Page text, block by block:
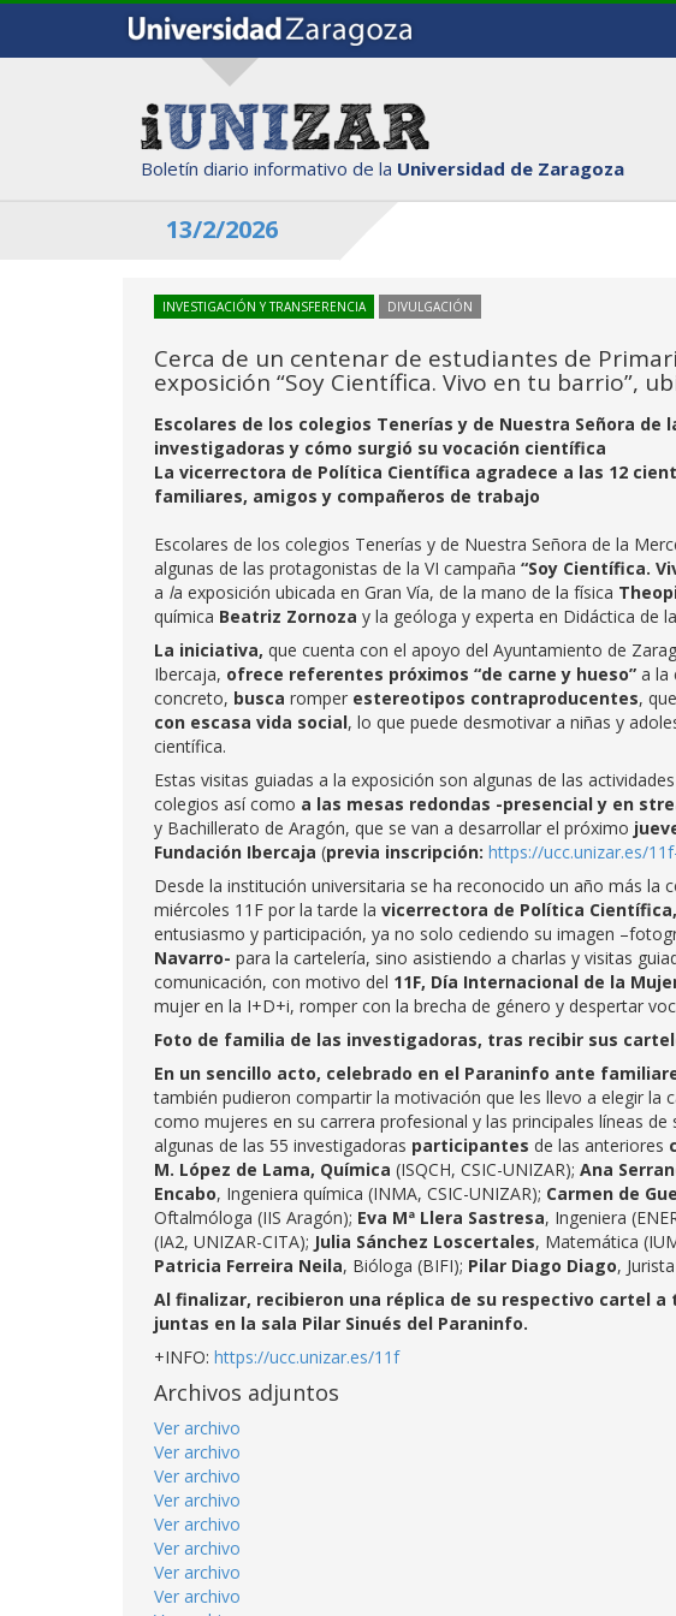
Boletín diario informativo de la Universidad de Zaragoza
13/2/2026
INVESTIGACIÓN Y TRANSFERENCIA DIVULGACIÓN
Cerca de un centenar de estudiantes de
exposición “Soy Científica. Vivo en tu barrio”,
Escolares de los colegios Tenerías y de Nuestra Señora
investigadoras y cómo surgió su vocación científica
La vicerrectora de Política Científica agradece a las 12
familiares, amigos y compañeros de trabajo
Escolares de los colegios Tenerías y de Nuestra Señora de la
algunas de las protagonistas de la VI campaña “Soy Científica.
a la exposición ubicada en Gran Vía, de la mano de la física
química Beatriz Zornoza y la geóloga y experta en Didáctica de
La iniciativa, que cuenta con el apoyo del Ayuntamiento de
Ibercaja, ofrece referentes próximos “de carne y hueso” a la
concreto, busca romper estereotipos contraproducentes,
con escasa vida social, lo que puede desmotivar a niñas y
científica.
Estas visitas guiadas a la exposición son algunas de las
colegios así como a las mesas redondas -presencial y en
y Bachillerato de Aragón, que se van a desarrollar el próximo
Fundación Ibercaja (previa inscripción: https://ucc.unizar.es/
Desde la institución universitaria se ha reconocido un año más la
miércoles 11F por la tarde la vicerrectora de Política
entusiasmo y participación, ya no solo cediendo su imagen
Navarro- para la cartelería, sino asistiendo a charlas y visitas
comunicación, con motivo del 11F, Día Internacional de la
mujer en la I+D+i, romper con la brecha de género y despertar
Foto de familia de las investigadoras, tras recibir sus
En un sencillo acto, celebrado en el Paraninfo ante
también pudieron compartir la motivación que les llevo a elegir la
como mujeres en su carrera profesional y las principales líneas
algunas de las 55 investigadoras participantes de las anteriores
M. López de Lama, Química (ISQCH, CSIC-UNIZAR); Ana
Encabo, Ingeniera química (INMA, CSIC-UNIZAR); Carmen de
Oftalmóloga (IIS Aragón); Eva Mª Llera Sastresa, Ingeniera
(IA2, UNIZAR-CITA); Julia Sánchez Loscertales, Matemática
Patricia Ferreira Neila, Bióloga (BIFI); Pilar Diago Diago,
Al finalizar, recibieron una réplica de su respectivo cartel
juntas en la sala Pilar Sinués del Paraninfo.
+INFO: https://ucc.unizar.es/11f
Archivos adjuntos
Ver archivo
Ver archivo
Ver archivo
Ver archivo
Ver archivo
Ver archivo
Ver archivo
Ver archivo